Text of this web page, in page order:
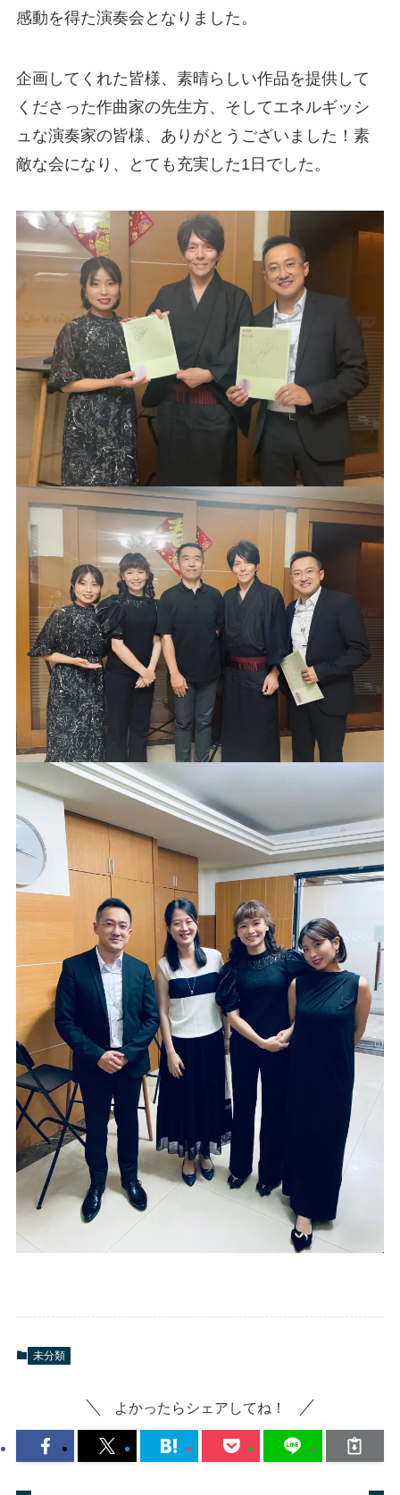
感動を得た演奏会となりました。
企画してくれた皆様、素晴らしい作品を提供して
くださった作曲家の先生方、そしてエネルギッシ
ュな演奏家の皆様、ありがとうございました！素
敵な会になり、とても充実した1日でした。
未分類
よかったらシェアしてね！